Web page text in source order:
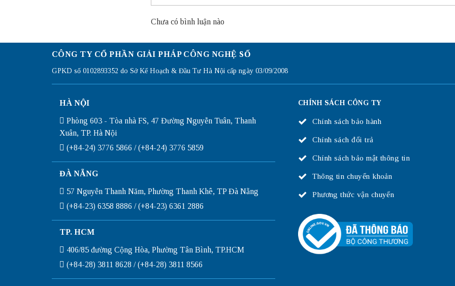
Chưa có bình luận nào
CÔNG TY CỔ PHẦN GIẢI PHÁP CÔNG NGHỆ SỐ
GPKD số 0102893352 do Sở Kế Hoạch & Đầu Tư Hà Nội cấp ngày 03/09/2008
HÀ NỘI
Phòng 603 - Tòa nhà FS, 47 Đường Nguyễn Tuân, Thanh
Xuân, TP. Hà Nội
(+84-24) 3776 5866 / (+84-24) 3776 5859
ĐÀ NẴNG
57 Nguyễn Thanh Năm, Phường Thanh Khê, TP Đà Nẵng
(+84-23) 6358 8886 / (+84-23) 6361 2886
TP. HCM
406/85 đường Cộng Hòa, Phường Tân Bình, TP.HCM
(+84-28) 3811 8628 / (+84-28) 3811 8566
CHÍNH SÁCH CÔNG TY
Chính sách bảo hành
Chính sách đổi trả
Chính sách bảo mật thông tin
Thông tin chuyển khoản
Phương thức vận chuyển